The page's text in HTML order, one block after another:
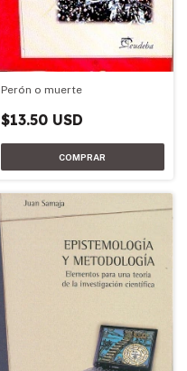
Perón o muerte
$13.50 USD